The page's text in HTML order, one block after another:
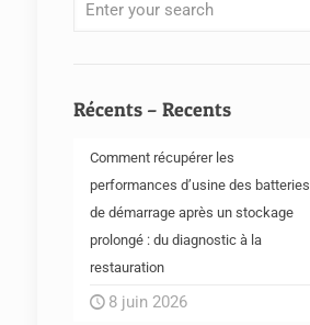
Récents – Recents
Comment récupérer les
performances d’usine des batteries
de démarrage après un stockage
prolongé : du diagnostic à la
restauration
8 juin 2026